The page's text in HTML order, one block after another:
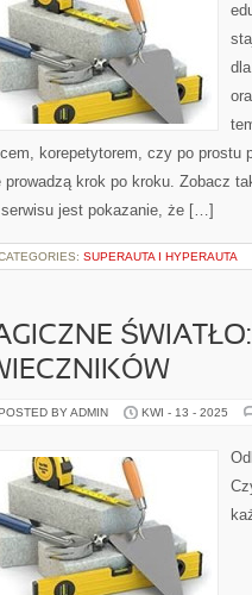
korepetytorem, czy po prostu
prowadzą krok po kroku. Zobacz
serwisu jest pokazanie, że […]
SUPERAUTA I HYPERAUTA
BY ADMIN KWI - 13 - 2025